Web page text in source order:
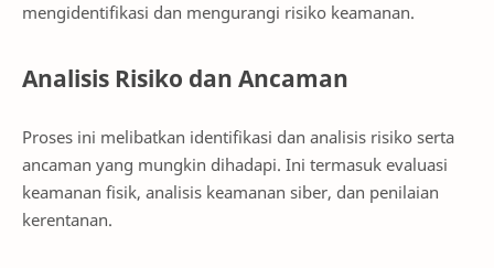
mengidentifikasi dan mengurangi risiko keamanan.
Analisis Risiko dan Ancaman
Proses ini melibatkan identifikasi dan analisis risiko serta
ancaman yang mungkin dihadapi. Ini termasuk evaluasi
keamanan fisik, analisis keamanan siber, dan penilaian
kerentanan.